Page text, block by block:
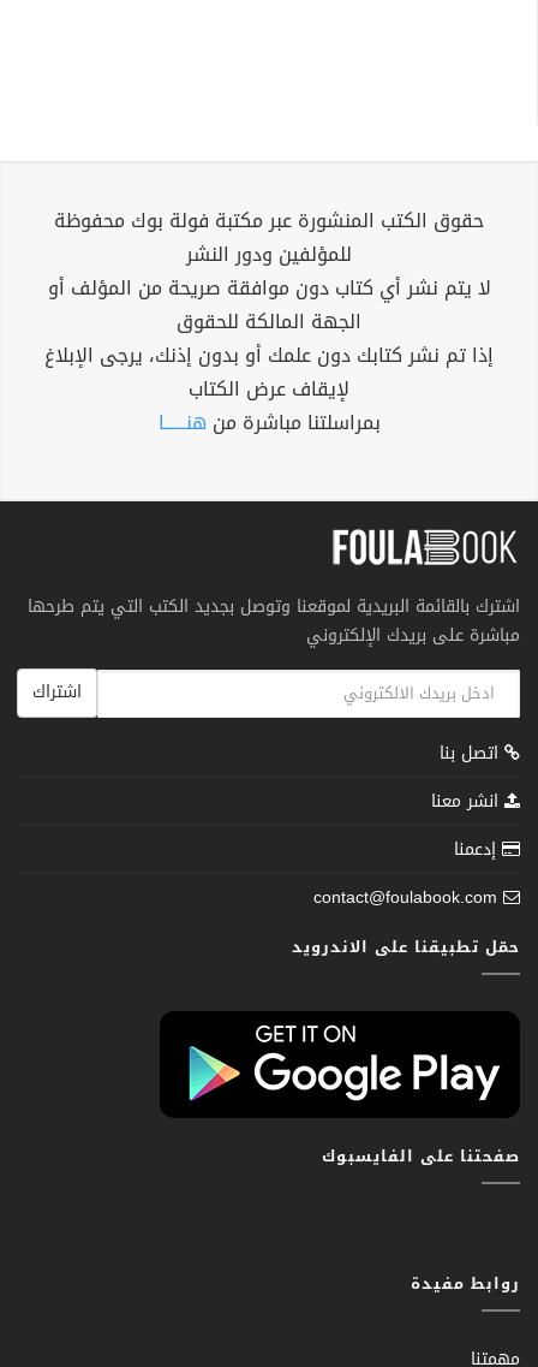
حقوق الكتب المنشورة عبر مكتبة فولة بوك محفوظة
للمؤلفين ودور النشر
لا يتم نشر أي كتاب دون موافقة صريحة من المؤلف أو
الجهة المالكة للحقوق
إذا تم نشر كتابك دون علمك أو بدون إذنك، يرجى الإبلاغ
لإيقاف عرض الكتاب
بمراسلتنا مباشرة من هنــــــا
اشترك بالقائمة البريدية لموقعنا وتوصل بجديد الكتب التي يتم طرحها
مباشرة على بريدك الإلكتروني
اشتراك
اتصل بنا
انشر معنا
إدعمنا
contact@foulabook.com
حمّل تطبيقنا على الاندرويد
صفحتنا على الفايسبوك
روابط مفيدة
مهمتنا